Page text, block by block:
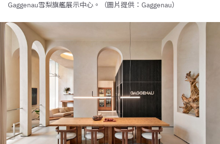
Gaggenau雪梨旗艦展示中心。（圖片提供：Gaggenau）